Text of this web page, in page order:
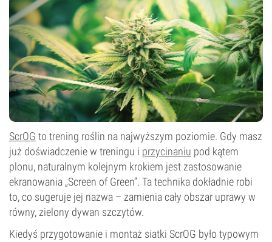
ScrOG to trening roślin na najwyższym poziomie. Gdy masz
już doświadczenie w treningu i przycinaniu pod kątem
plonu, naturalnym kolejnym krokiem jest zastosowanie
ekranowania „Screen of Green”. Ta technika dokładnie robi
to, co sugeruje jej nazwa – zamienia cały obszar uprawy w
równy, zielony dywan szczytów.
Kiedyś przygotowanie i montaż siatki ScrOG było typowym